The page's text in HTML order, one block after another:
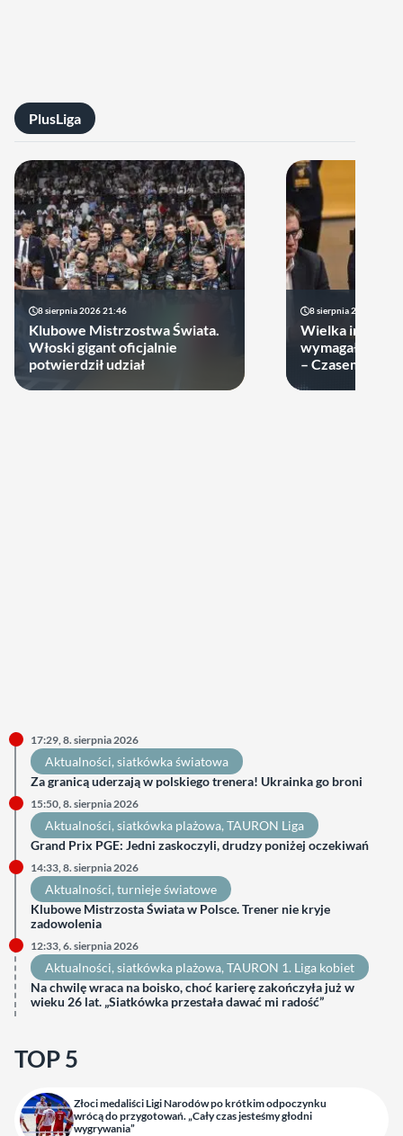
PlusLiga
8 sierpnia 2026 21:46
Klubowe Mistrzostwa Świata.
Włoski gigant oficjalnie
potwierdził udział
8 sierpnia 2026 19:22
Wielka impreza
wymagała
– Czasem
17:29, 8. sierpnia 2026
Aktualności, siatkówka światowa
Za granicą uderzają w polskiego trenera! Ukrainka go broni
15:50, 8. sierpnia 2026
Aktualności, siatkówka plażowa, TAURON Liga
Grand Prix PGE: Jedni zaskoczyli, drudzy poniżej oczekiwań
14:33, 8. sierpnia 2026
Aktualności, turnieje światowe
Klubowe Mistrzosta Świata w Polsce. Trener nie kryje
zadowolenia
12:33, 6. sierpnia 2026
Aktualności, siatkówka plażowa, TAURON 1. Liga kobiet
Na chwilę wraca na boisko, choć karierę zakończyła już w
wieku 26 lat. „Siatkówka przestała dawać mi radość”
TOP 5
Złoci medaliści Ligi Narodów po krótkim odpoczynku
wrócą do przygotowań. „Cały czas jesteśmy głodni
wygrywania”